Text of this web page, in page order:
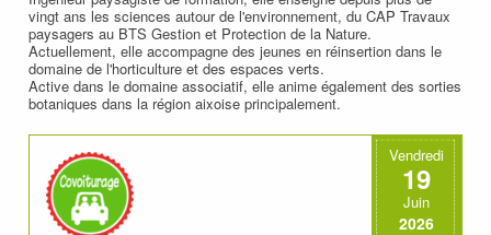
vingt ans les sciences autour de l'environnement, du CAP Travaux
paysagers au BTS Gestion et Protection de la Nature.
Actuellement, elle accompagne des jeunes en réinsertion dans le
domaine de l'horticulture et des espaces verts.
Active dans le domaine associatif, elle anime également des sorties
botaniques dans la région aixoise principalement.
Vendredi
19
Juin
2026